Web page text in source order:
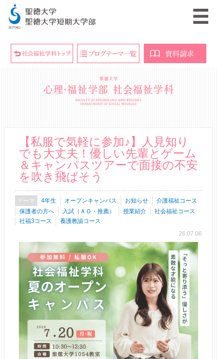
【私服で気軽に参加♪】人見知り
でも大丈夫！優しい先輩とゲーム
＆キャンパスツアーで面接の不安
を吹き飛ばそう
4年生 オープンキャンパス お知らせ
介護福祉コース
保護者の方へ
入試（ＡＯ・推薦） 授業紹介
社会福祉コース
社福3コース
養護教諭コース
26.07.06